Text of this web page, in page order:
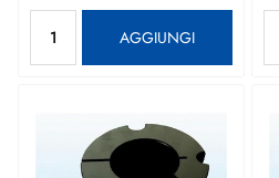
AGGIUNGI